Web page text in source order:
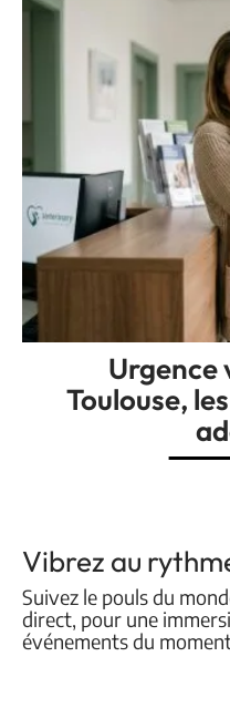
Urgence
Toulouse,
Vibrez au
Suivez le pouls du
direct, pour une
événements du